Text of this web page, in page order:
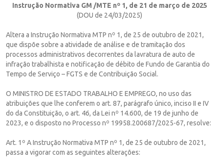
Instrução Normativa GM /MTE nº 1, de 21 de março de 2025
(DOU de 24/03/2025)
Altera a Instrução Normativa MTP nº 1, de 25 de outubro de 2021,
que dispõe sobre a atividade de análise e de tramitação dos
processos administrativos decorrentes da lavratura de auto de
infração trabalhista e notificação de débito de Fundo de Garantia do
Tempo de Serviço – FGTS e de Contribuição Social.
O MINISTRO DE ESTADO TRABALHO E EMPREGO, no uso das
atribuições que lhe conferem o art. 87, parágrafo único, inciso II e IV
do da Constituição, o art. 46, da Lei nº 14.600, de 19 de junho de
2023, e o disposto no Processo nº 19958.200687/2025-67, resolve:
Art. 1º A Instrução Normativa MTP nº 1, de 25 de outubro de 2021,
passa a vigorar com as seguintes alterações: